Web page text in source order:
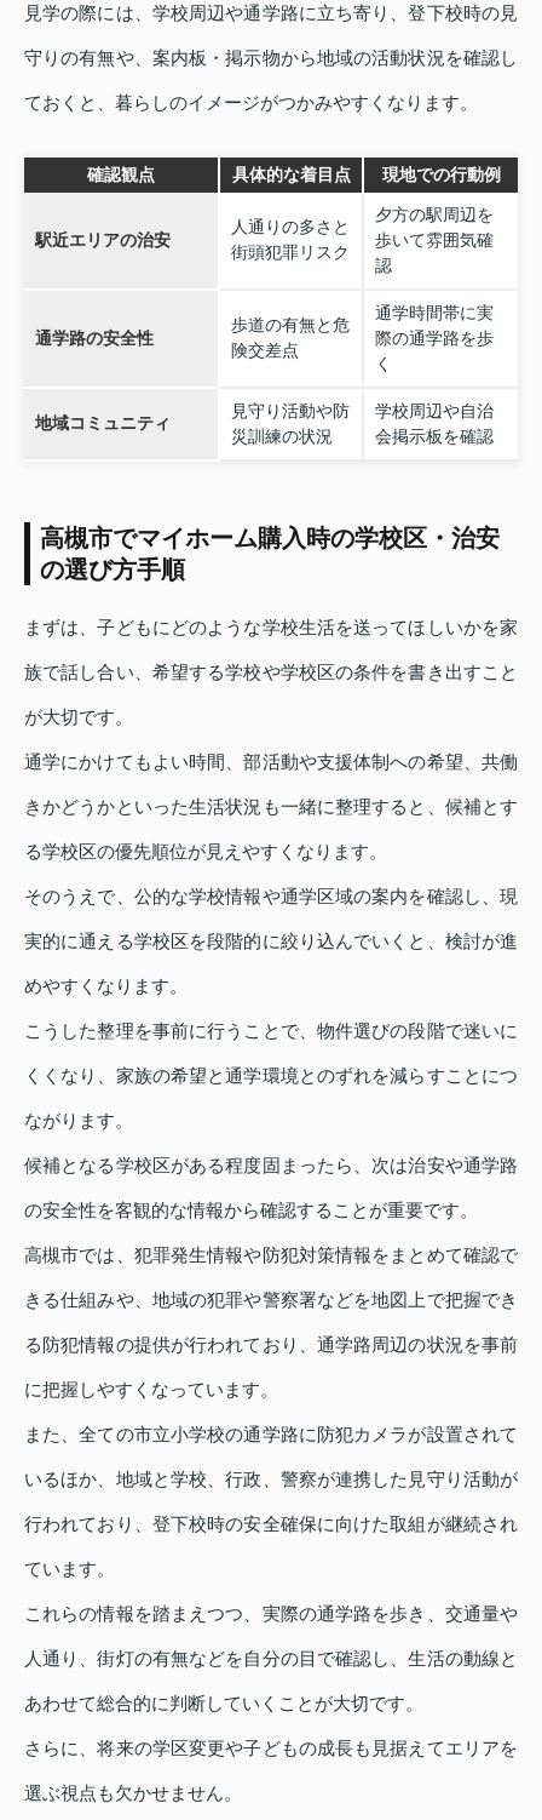
見学の際には、学校周辺や通学路に立ち寄り、登下校時の見
守りの有無や、案内板・掲示物から地域の活動状況を確認し
ておくと、暮らしのイメージがつかみやすくなります。
確認観点 具体的な着目点 現地での行動例
駅近エリアの治安
人通りの多さと
街頭犯罪リスク
夕方の駅周辺を
歩いて雰囲気確
認
通学路の安全性
歩道の有無と危
険交差点
通学時間帯に実
際の通学路を歩
く
地域コミュニティ
見守り活動や防
災訓練の状況
学校周辺や自治
会掲示板を確認
高槻市でマイホーム購入時の学校区・治安
の選び方手順
まずは、子どもにどのような学校生活を送ってほしいかを家
族で話し合い、希望する学校や学校区の条件を書き出すこと
が大切です。
通学にかけてもよい時間、部活動や支援体制への希望、共働
きかどうかといった生活状況も一緒に整理すると、候補とす
る学校区の優先順位が見えやすくなります。
そのうえで、公的な学校情報や通学区域の案内を確認し、現
実的に通える学校区を段階的に絞り込んでいくと、検討が進
めやすくなります。
こうした整理を事前に行うことで、物件選びの段階で迷いに
くくなり、家族の希望と通学環境とのずれを減らすことにつ
ながります。
候補となる学校区がある程度固まったら、次は治安や通学路
の安全性を客観的な情報から確認することが重要です。
高槻市では、犯罪発生情報や防犯対策情報をまとめて確認で
きる仕組みや、地域の犯罪や警察署などを地図上で把握でき
る防犯情報の提供が行われており、通学路周辺の状況を事前
に把握しやすくなっています。
また、全ての市立小学校の通学路に防犯カメラが設置されて
いるほか、地域と学校、行政、警察が連携した見守り活動が
行われており、登下校時の安全確保に向けた取組が継続され
ています。
これらの情報を踏まえつつ、実際の通学路を歩き、交通量や
人通り、街灯の有無などを自分の目で確認し、生活の動線と
あわせて総合的に判断していくことが大切です。
さらに、将来の学区変更や子どもの成長も見据えてエリアを
選ぶ視点も欠かせません。